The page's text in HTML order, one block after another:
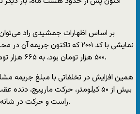
بر اساس اظهارات جمشیدی راد
نمایشی با کد ۲۰۰۱ که تاکنون
۵۰۰ هزار تومان بود، به ۶۶۵ هزار تومان، افزایش خواهد یافت.
همین افزایش در تخلفاتی با مبلغ جریمه
بیش از ۵۰ کیلومتر، حرکت مارپیچ،
راست و حرکت در شانه خاکی، اعمال خواهد شد.